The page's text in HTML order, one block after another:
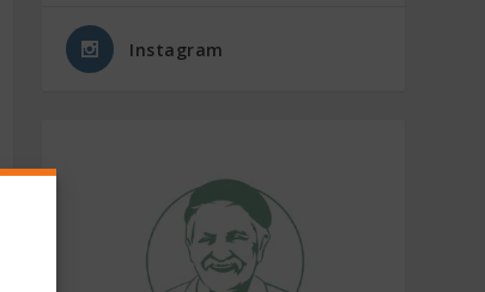
Instagram